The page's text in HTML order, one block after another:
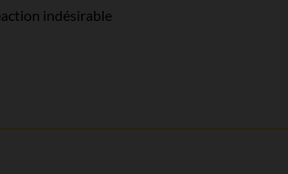
indésirable